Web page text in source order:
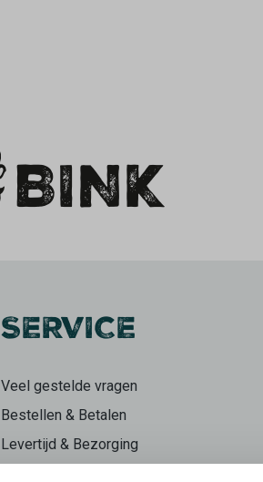
SERVICE
Veel gestelde vragen
Bestellen & Betalen
Levertijd & Bezorging